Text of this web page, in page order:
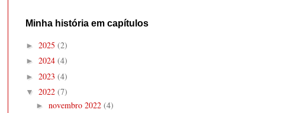
Minha história em capítulos
► 2025 (2)
► 2024 (4)
► 2023 (4)
▼ 2022 (7)
► novembro 2022 (4)